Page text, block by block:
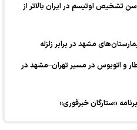
تشخیص اوتیسم در ایران بالاتر از
مشهد در برابر زلزله
و اتوبوس در مسیر تهران–مشهد در
«ستارگان خبرفوری»